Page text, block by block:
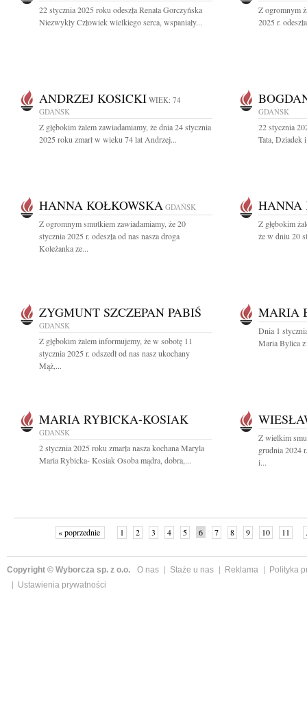
22 stycznia 2025 roku odeszła Renata Gorczyńska
Niezwykły Człowiek wielkiego serca, wspaniały...
Z ogromnym
2025 r.
ANDRZEJ KOSICKI WIEK: 74
GDAŃSK
Z głębokim żalem zawiadamiamy, że dnia 24 stycznia
2025 roku zmarł w wieku 74 lat Andrzej...
GDAŃSK
22 stycznia
Tata, Dziadek
HANNA KOŁKOWSKA GDAŃSK
Z ogromnym smutkiem zawiadamiamy, że 20
stycznia 2025 r. odeszła od nas nasza droga
Koleżanka ze...
HANNA
Z głębokim
że w dniu 20
ZYGMUNT SZCZEPAN PABIŚ
GDAŃSK
Z głębokim żalem informujemy, że w sobotę 11
stycznia 2025 r. odszedł od nas nasz ukochany
Mąż,...
MARIA
Dnia 1
Maria Bylica
MARIA RYBICKA-KOSIAK
GDAŃSK
2 stycznia 2025 roku zmarła nasza kochana Maryla
Maria Rybicka- Kosiak Osoba mądra, dobra,...
Z wielkim
grudnia 2024
i...
« poprzednie 1 2 3 4 5 6 7 8 9 10 11
Copyright © Wyborcza sp. z o.o. O nas Staże u nas Reklama
Polityka
Ustawienia prywatności